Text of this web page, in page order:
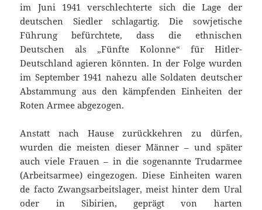
im Juni 1941 verschlechterte sich die Lage der
deutschen Siedler schlagartig. Die sowjetische
Führung befürchtete, dass die ethnischen
Deutschen als „Fünfte Kolonne“ für Hitler-
Deutschland agieren könnten. In der Folge wurden
im September 1941 nahezu alle Soldaten deutscher
Abstammung aus den kämpfenden Einheiten der
Roten Armee abgezogen.
Anstatt nach Hause zurückkehren zu dürfen,
wurden die meisten dieser Männer – und später
auch viele Frauen – in die sogenannte Trudarmee
(Arbeitsarmee) eingezogen. Diese Einheiten waren
de facto Zwangsarbeitslager, meist hinter dem Ural
oder in Sibirien, geprägt von harten